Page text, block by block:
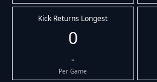
Kick Returns Longest
0
-
Per Game